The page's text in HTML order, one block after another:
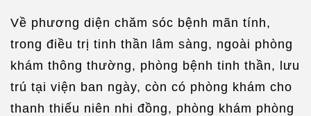
Về phương diện chăm sóc bệnh mãn tính,
trong điều trị tinh thần lâm sàng, ngoài phòng
khám thông thường, phòng bệnh tinh thần, lưu
trú tại viện ban ngày, còn có phòng khám cho
thanh thiếu niên nhi đồng, phòng khám phòng